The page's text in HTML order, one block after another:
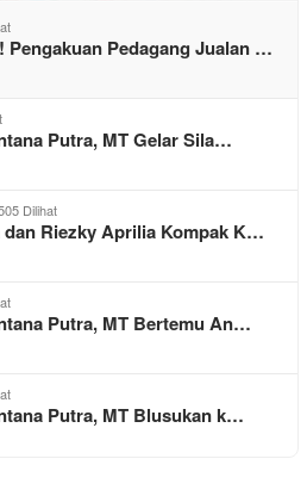
Pengakuan Pedagang Jualan …
Putra, MT Gelar Sila…
Dilihat
dan Riezky Aprilia Kompak K…
Putra, MT Bertemu An…
Putra, MT Blusukan k…